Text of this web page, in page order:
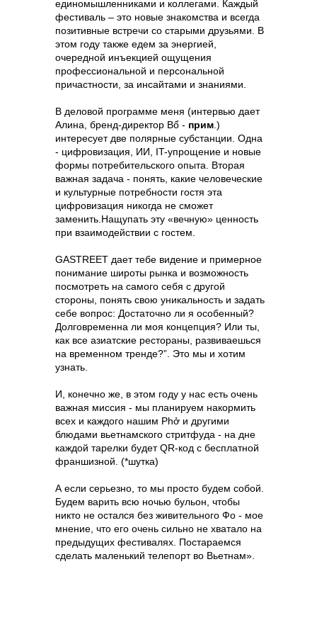
единомышленниками и коллегами. Каждый
фестиваль – это новые знакомства и всегда
позитивные встречи со старыми друзьями. В
этом году также едем за энергией,
очередной инъекцией ощущения
профессиональной и персональной
причастности, за инсайтами и знаниями.
В деловой программе меня (интервью дает
Алина, бренд-директор Bổ - прим .)
интересует две полярные субстанции. Одна
- цифровизация, ИИ, IT-упрощение и новые
формы потребительского опыта. Вторая
важная задача - понять, какие человеческие
и культурные потребности гостя эта
цифровизация никогда не сможет
заменить.Нащупать эту «вечную» ценность
при взаимодействии с гостем.
GASTREET дает тебе видение и примерное
понимание широты рынка и возможность
посмотреть на самого себя с другой
стороны, понять свою уникальность и задать
себе вопрос: Достаточно ли я особенный?
Долговременна ли моя концепция? Или ты,
как все азиатские рестораны, развиваешься
на временном тренде?”. Это мы и хотим
узнать.
И, конечно же, в этом году у нас есть очень
важная миссия - мы планируем накормить
всех и каждого нашим Phở и другими
блюдами вьетнамского стритфуда - на дне
каждой тарелки будет QR-код с бесплатной
франшизной. (*шутка)
А если серьезно, то мы просто будем собой.
Будем варить всю ночью бульон, чтобы
никто не остался без живительного Фо - мое
мнение, что его очень сильно не хватало на
предыдущих фестивалях. Постараемся
сделать маленький телепорт во Вьетнам».‎